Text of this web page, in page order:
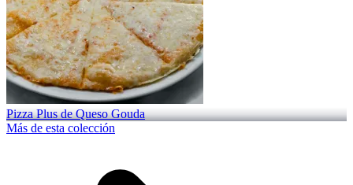
Pizza Plus de Queso Gouda
Más de esta colección